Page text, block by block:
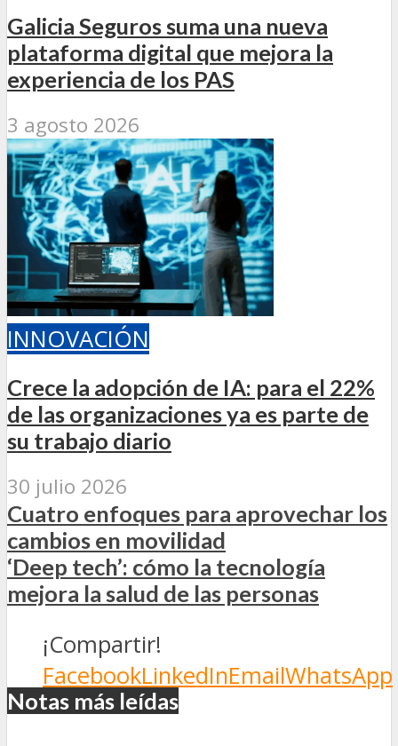
Galicia Seguros suma una nueva
plataforma digital que mejora la
experiencia de los PAS
3 agosto 2026
INNOVACIÓN
Crece la adopción de IA: para el 22%
de las organizaciones ya es parte de
su trabajo diario
30 julio 2026
Cuatro enfoques para aprovechar los
cambios en movilidad
‘Deep tech’: cómo la tecnología
mejora la salud de las personas
¡Compartir!
FacebookLinkedInEmailWhatsApp
Notas más leídas